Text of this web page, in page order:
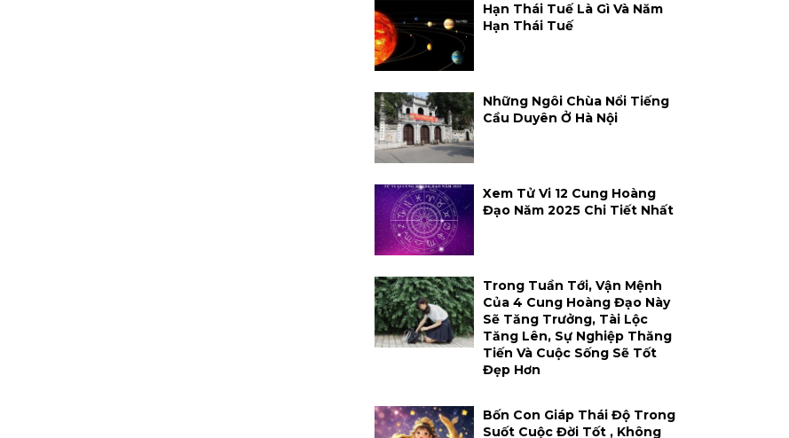
Hạn Thái Tuế Là Gì Và Năm
Hạn Thái Tuế
Những Ngôi Chùa Nổi Tiếng
Cầu Duyên Ở Hà Nội
Xem Tử Vi 12 Cung Hoàng
Đạo Năm 2025 Chi Tiết Nhất
Trong Tuần Tới, Vận Mệnh
Của 4 Cung Hoàng Đạo Này
Sẽ Tăng Trưởng, Tài Lộc
Tăng Lên, Sự Nghiệp Thăng
Tiến Và Cuộc Sống Sẽ Tốt
Đẹp Hơn
Bốn Con Giáp Thái Độ Trong
Suốt Cuộc Đời Tốt , Không